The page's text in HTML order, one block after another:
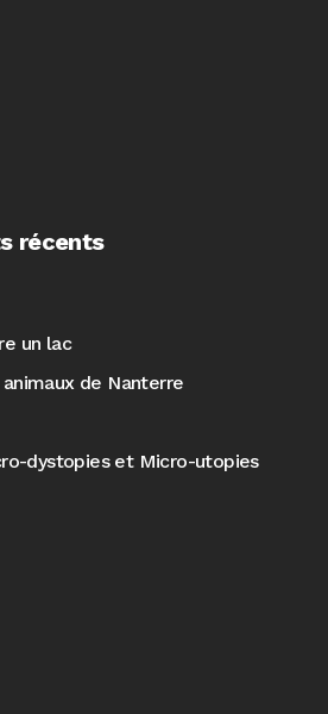
récents
un lac
de Nanterre
dystopies et Micro-utopies